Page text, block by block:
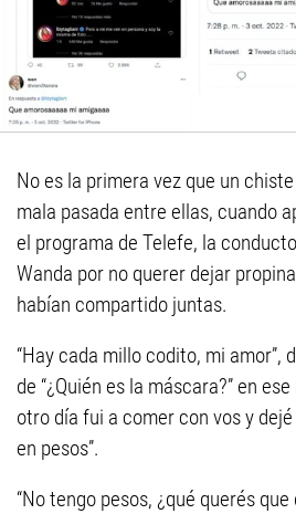
No es la primera vez que un
mala pasada entre ellas, cuando
el programa de Telefe, la
Wanda por no querer dejar
habían compartido juntas.
“Hay cada millo codito, mi amor”,
de “¿Quién es la máscara?” en
otro día fui a comer con vos y
en pesos”.
“No tengo pesos, ¿qué querés que